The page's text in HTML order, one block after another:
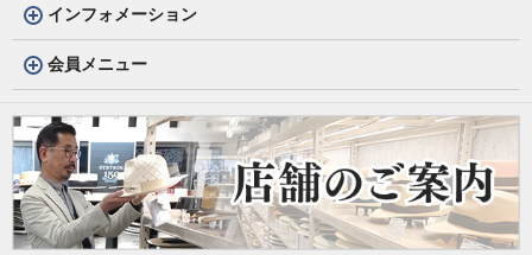
インフォメーション
会員メニュー